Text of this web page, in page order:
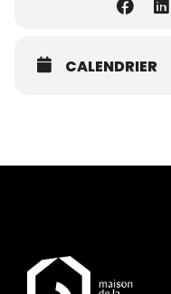
CALENDRIER